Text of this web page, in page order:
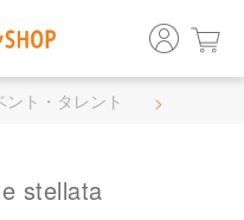
ント・タレント
stellata